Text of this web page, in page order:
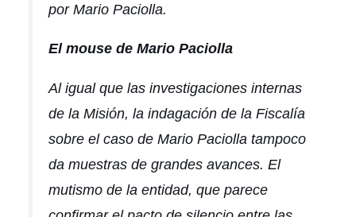
por Mario Paciolla.
El mouse de Mario Paciolla
Al igual que las investigaciones internas
de la Misión, la indagación de la Fiscalía
sobre el caso de Mario Paciolla tampoco
da muestras de grandes avances. El
mutismo de la entidad, que parece